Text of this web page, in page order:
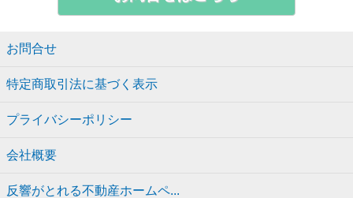
お問合せ
特定商取引法に基づく表示
プライバシーポリシー
会社概要
反響がとれる不動産ホームペ...